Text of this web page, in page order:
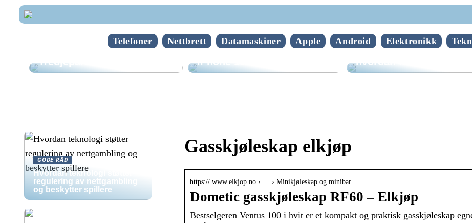
Telefoner Nettbrett Datamaskiner Apple Android Elektronikk
Tredjepartslogistikk
Hvordan velge riktig
iPhone 15 Pro-deksel
Hva er mobilepos og
hvordan fungerer det?
Gasskjøleskap elkjøp
https:// www.elkjop.no › … › Minikjøleskap og minibar
Dometic gasskjøleskap RF60 – Elkjøp
Bestselgeren Ventus 100 i hvit er et kompakt og praktisk gasskjøleskap
GODE RÅD
Hvordan teknologi støtter
regulering av nettgambling
og beskytter spillere